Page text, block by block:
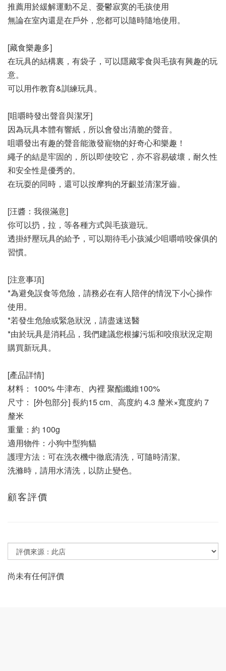
推薦用於緩解運動不足、憂鬱寂寞的毛孩使用
無論在室內還是在戶外，您都可以隨時隨地使用。
[藏食樂趣多]
在玩具的結構裏，有袋子，可以隱藏零食與毛孩有興趣的玩
意。
可以用作教育&訓練玩具。
[咀嚼時發出聲音與潔牙]
因為玩具本體有響紙，所以會發出清脆的聲音。
咀嚼發出有趣的聲音能激發寵物的好奇心和樂趣！
繩子的結是牢固的，所以即使咬它，亦不容易破壞，耐久性
和安全性是優秀的。
在玩耍的同時，還可以按摩狗的牙齦並清潔牙齒。
[汪醬：我很滿意]
你可以扔，拉，等各種方式與毛孩遊玩。
透掛紓壓玩具的給予，可以期待毛小孩減少咀嚼啃咬傢俱的
習慣。
[注意事項]
*為避免誤食等危險，請務必在有人陪伴的情況下小心操作
使用。
*若發生危險或緊急狀況，請盡速送醫
*由於玩具是消耗品，我們建議您根據污垢和咬痕狀況定期
購買新玩具。
[產品詳情]
材料： 100% 牛津布、內裡 聚酯纖維100%
尺寸： [外包部分] 長約15 cm、高度約 4.3 釐米×寬度約 7
釐米
重量：約 100g
適用物件：小狗中型狗貓
護理方法：可在洗衣機中徹底清洗，可隨時清潔。
洗滌時，請用水清洗，以防止變色。
顧客評價
尚未有任何評價